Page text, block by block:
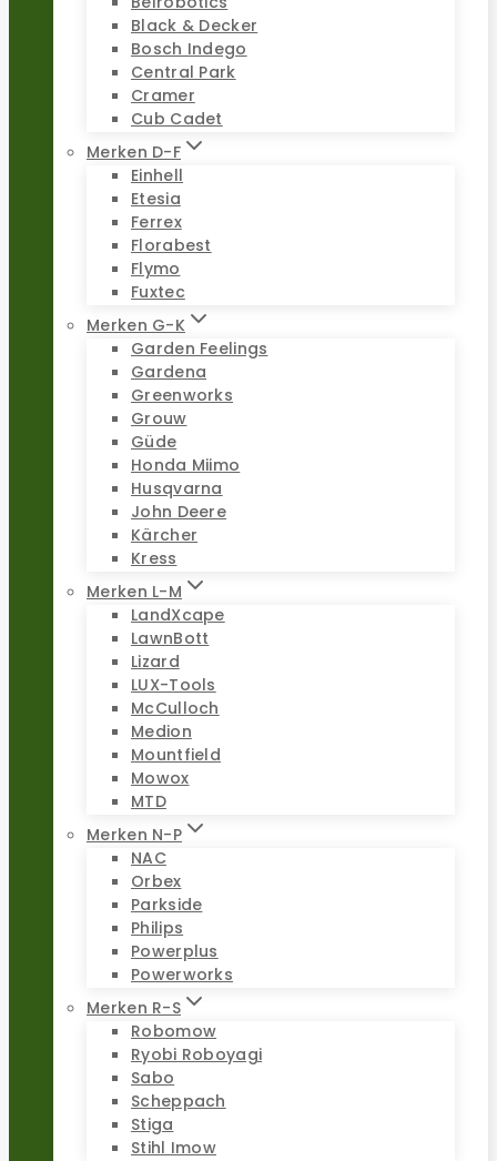
Black & Decker
Bosch Indego
Central Park
Cramer
Cub Cadet
Merken D-F
Einhell
Etesia
Ferrex
Florabest
Flymo
Fuxtec
Merken G-K
Garden Feelings
Gardena
Greenworks
Grouw
Güde
Honda Miimo
Husqvarna
John Deere
Kärcher
Kress
Merken L-M
LandXcape
LawnBott
Lizard
LUX-Tools
McCulloch
Medion
Mountfield
Mowox
MTD
Merken N-P
NAC
Orbex
Parkside
Philips
Powerplus
Powerworks
Merken R-S
Robomow
Ryobi Roboyagi
Sabo
Scheppach
Stiga
Stihl Imow